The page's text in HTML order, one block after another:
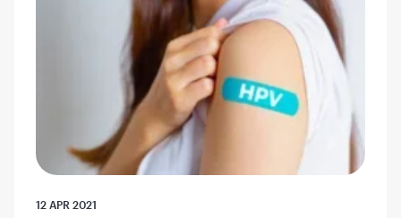
12 APR 2021